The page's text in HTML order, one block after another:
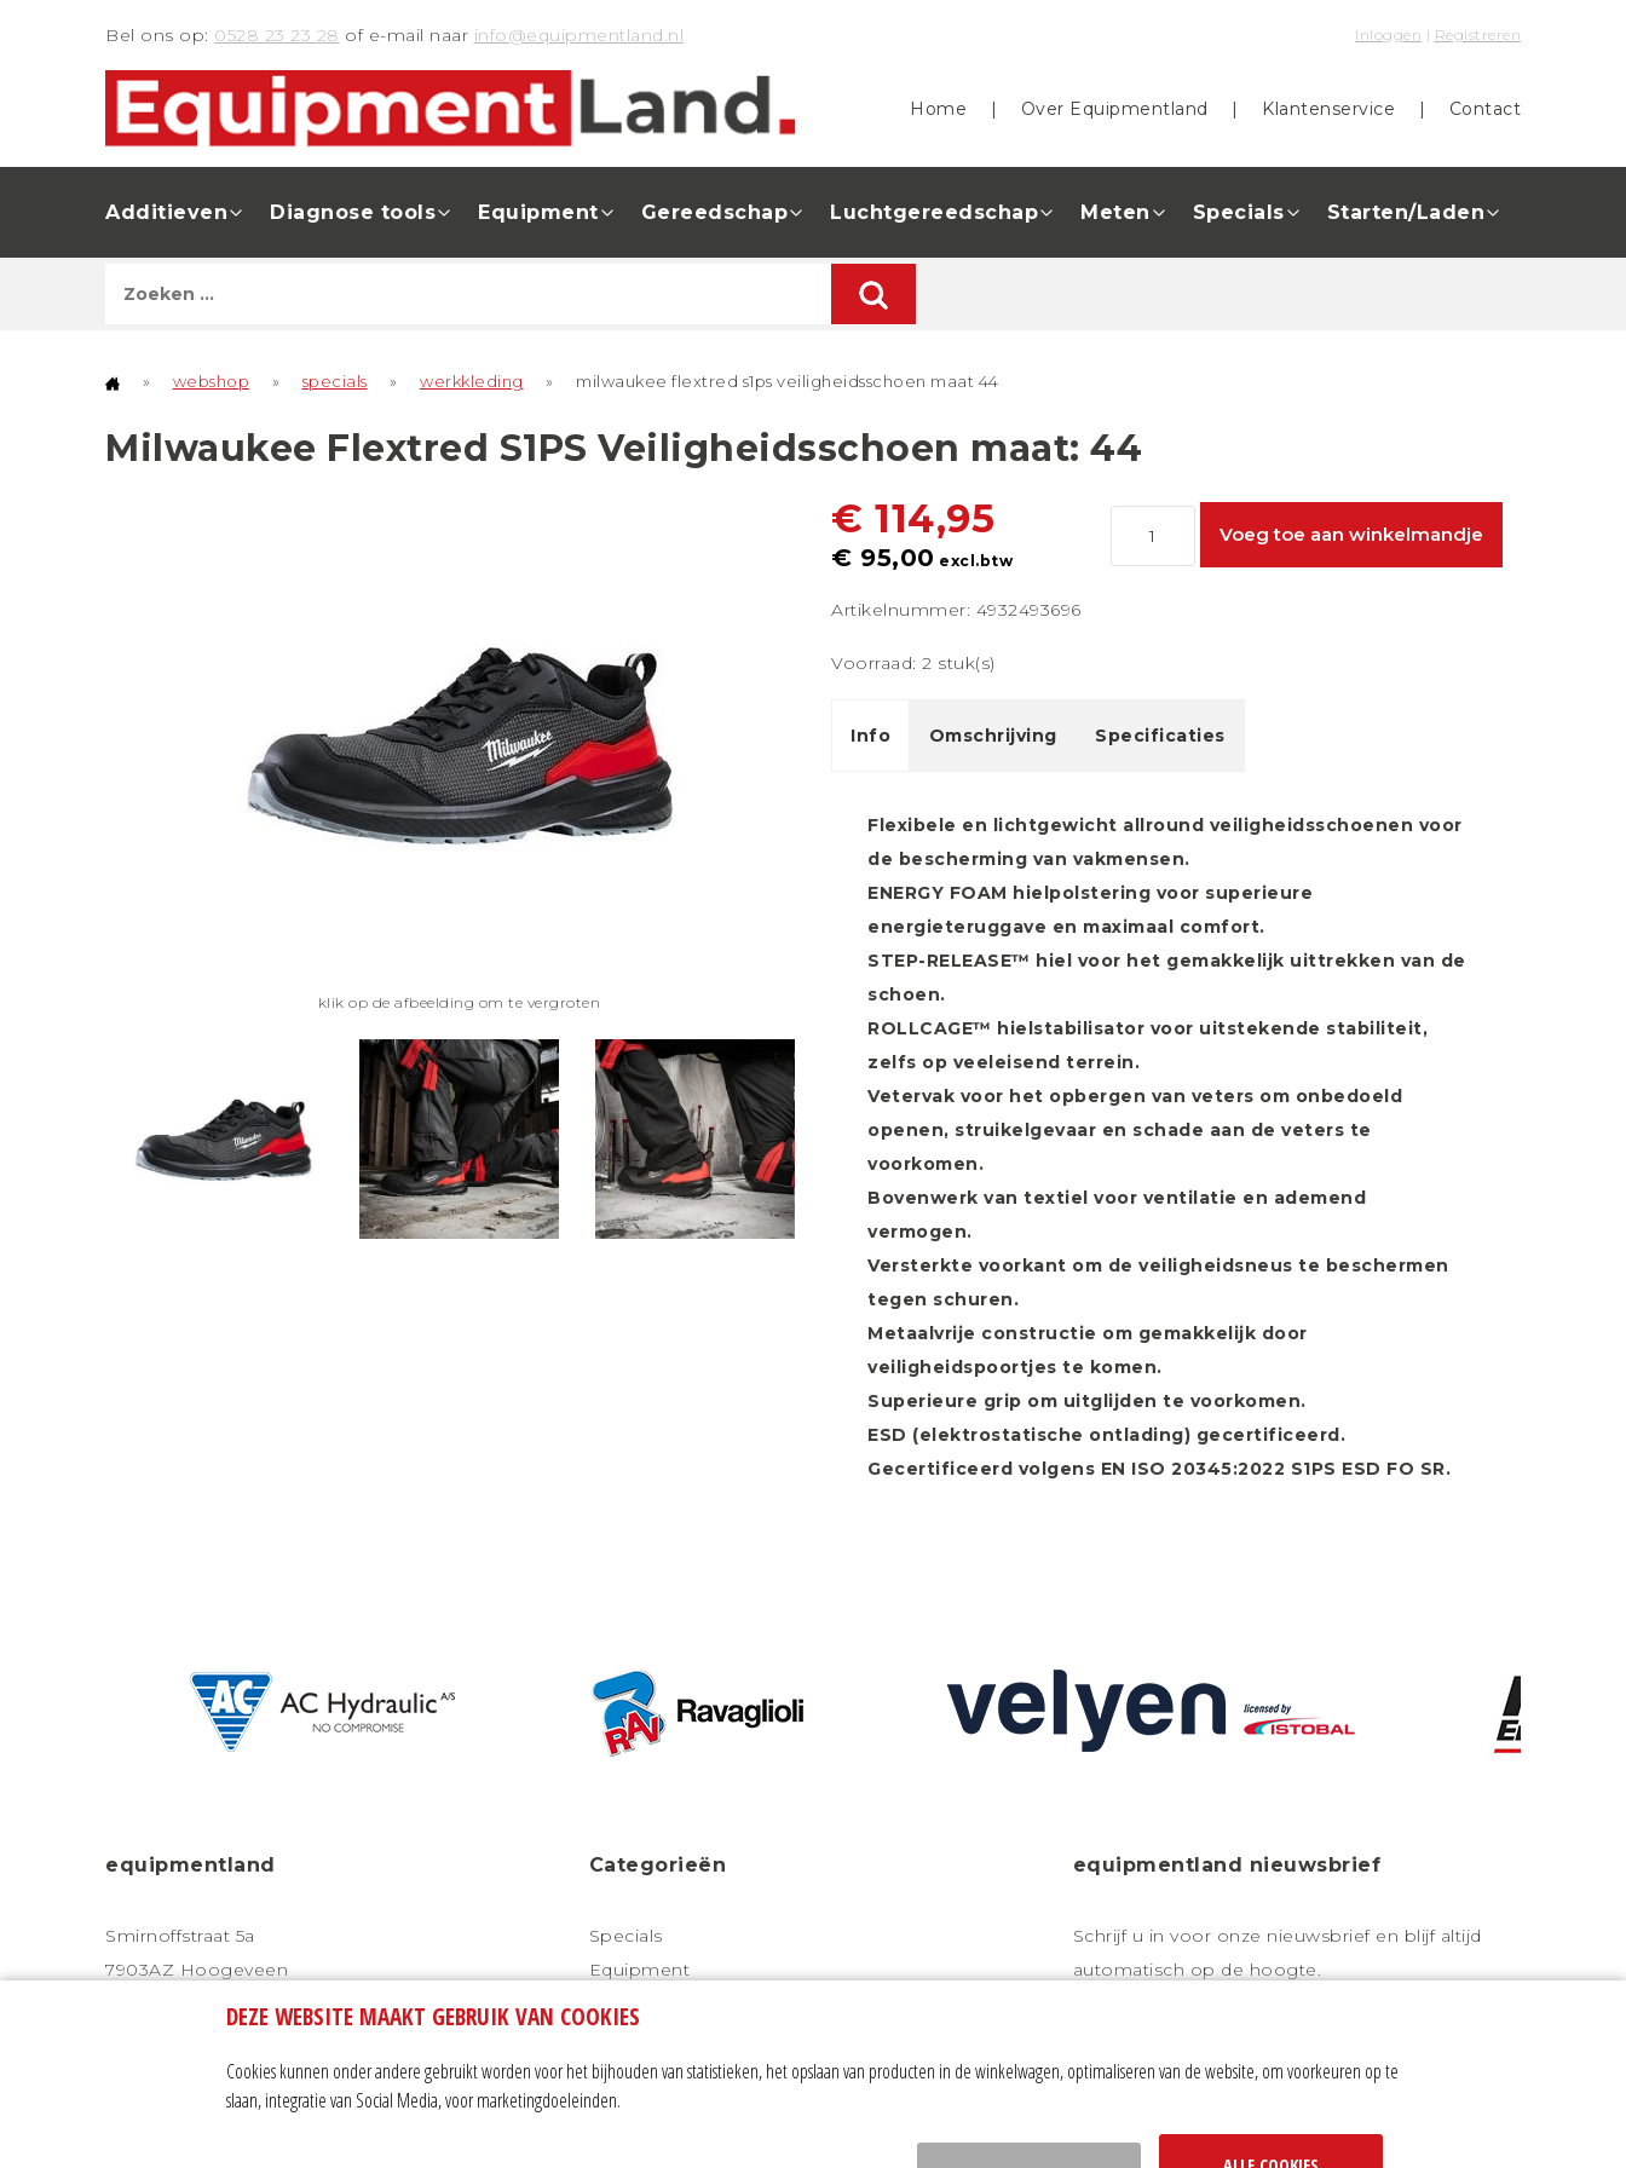
Bel ons op: 0528 23 23 28 of e-mail naar info@equipmentland.nl Inloggen | Registreren
Home | Over Equipmentland | Klantenservice | Contact
Additieven Diagnose tools Equipment Gereedschap Luchtgereedschap Meten Specials Starten/Laden
» webshop » specials » werkkleding » milwaukee flextred s1ps veiligheidsschoen maat 44
Milwaukee Flextred S1PS Veiligheidsschoen maat: 44
klik op de afbeelding om te vergroten
€ 114,95
€ 95,00 excl.btw
Artikelnummer: 4932493696
Voorraad: 2 stuk(s)
Info Omschrijving Specificaties
Flexibele en lichtgewicht allround veiligheidsschoenen voor
de bescherming van vakmensen.
ENERGY FOAM hielpolstering voor superieure
energieteruggave en maximaal comfort.
STEP-RELEASE™ hiel voor het gemakkelijk uittrekken van de
schoen.
ROLLCAGE™ hielstabilisator voor uitstekende stabiliteit,
zelfs op veeleisend terrein.
Vetervak voor het opbergen van veters om onbedoeld
openen, struikelgevaar en schade aan de veters te
voorkomen.
Bovenwerk van textiel voor ventilatie en ademend
vermogen.
Versterkte voorkant om de veiligheidsneus te beschermen
tegen schuren.
Metaalvrije constructie om gemakkelijk door
veiligheidspoortjes te komen.
Superieure grip om uitglijden te voorkomen.
ESD (elektrostatische ontlading) gecertificeerd.
Gecertificeerd volgens EN ISO 20345:2022 S1PS ESD FO SR.
equipmentland
Smirnoffstraat 5a
7903AZ Hoogeveen
Tel. 0528 232 328
Categorieën
Specials
Equipment
Starten/Laden
Diagnose tools
Luchtgereedschap
equipmentland nieuwsbrief
Schrijf u in voor onze nieuwsbrief en blijf altijd
automatisch op de hoogte.
DEZE WEBSITE MAAKT GEBRUIK VAN COOKIES
Cookies kunnen onder andere gebruikt worden voor het bijhouden van statistieken, het opslaan van producten in de winkelwagen, optimaliseren van de website, om voorkeuren op te
slaan, integratie van Social Media, voor marketingdoeleinden.